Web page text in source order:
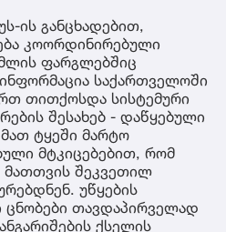
ის განცხადებით,
კოორდინირებული
ფარგლებშიც
საქართველოში
თითქოსდა სისტემური
შესახებ - დაწყებული
ტყეში მარტო
მტკიცებებით, რომ
შეკვეთილ
უწყების
ცნობები თავდაპირველად
ქსელის